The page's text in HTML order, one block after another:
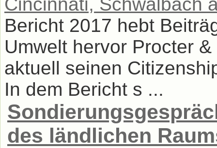
Bericht 2017 hebt
Umwelt hervor Procter
aktuell seinen
In dem Bericht s ...
des ländlichen